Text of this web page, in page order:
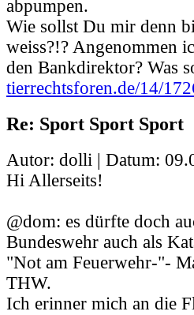
abpumpen.
Wie sollst Du mir denn
weiss?!? Angenommen
den Bankdirektor? Was
tierrechtsforen.de/14/
Re: Sport Sport Sport
Autor: dolli | Datum:
Hi Allerseits!
@dom: es dürfte doch
Bundeswehr auch als
"Not am Feuerwehr-"-
THW.
Ich erinner mich an die